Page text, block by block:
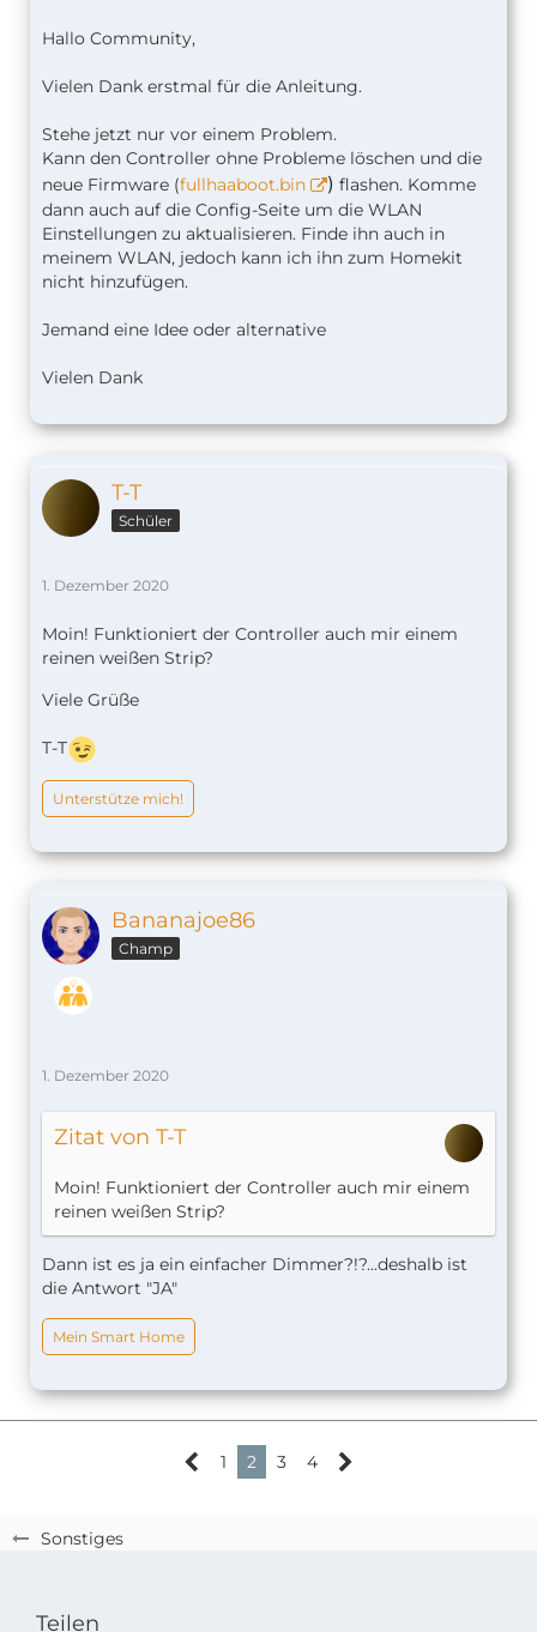
Sonstiges
Hallo Community,
Vielen Dank erstmal für die Anleitung.
Stehe jetzt nur vor einem Problem.
Kann den Controller ohne Probleme löschen und die
neue Firmware (fullhaaboot.bin ) flashen. Komme
dann auch auf die Config-Seite um die WLAN
Einstellungen zu aktualisieren. Finde ihn auch in
meinem WLAN, jedoch kann ich ihn zum Homekit
nicht hinzufügen.
Jemand eine Idee oder alternative
Vielen Dank
T-T
Schüler
1. Dezember 2020
Moin! Funktioniert der Controller auch mir einem
reinen weißen Strip?
Viele Grüße
T-T
Unterstütze mich!
Bananajoe86
Champ
1. Dezember 2020
Zitat von T-T
Moin! Funktioniert der Controller auch mir einem
reinen weißen Strip?
Dann ist es ja ein einfacher Dimmer?!?...deshalb ist
die Antwort "JA"
Mein Smart Home
1 2 3 4
Teilen